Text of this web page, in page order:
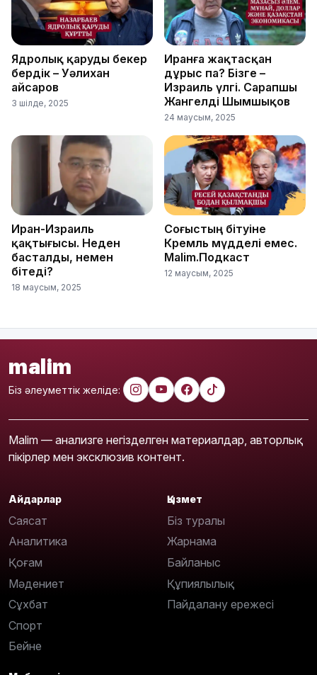
Ядролық қаруды бекер
бердік – Уәлихан
Қайсаров
3 шілде, 2025
Иранға жақтасқан
дұрыс па? Бізге –
Израиль үлгі. Сарапшы
Жангелді Шымшықов
24 маусым, 2025
Иран-Израиль
қақтығысы. Неден
басталды, немен
бітеді?
18 маусым, 2025
Соғыстың бітуіне
Кремль мүдделі емес.
Malim.Подкаст
12 маусым, 2025
malim
Біз әлеуметтік желіде:
Malim — анализге негізделген материалдар, авторлық
пікірлер мен эксклюзив контент.
Айдарлар
Саясат
Аналитика
Қоғам
Мәдениет
Сұхбат
Спорт
Бейне
Қызмет
Біз туралы
Жарнама
Байланыс
Құпиялылық
Пайдалану ережесі